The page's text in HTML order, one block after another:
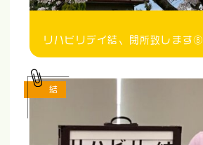
リハビリデイ結、閉所致します⑥
結